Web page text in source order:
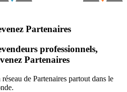
Partenaires
professionnels,
Partenaires
de Partenaires partout dans le